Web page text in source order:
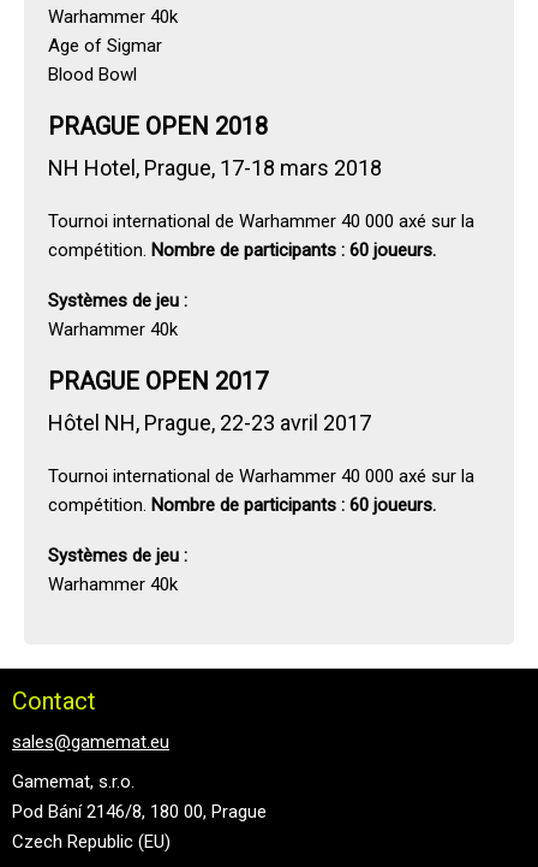
Warhammer 40k
Age of Sigmar
Blood Bowl
PRAGUE OPEN 2018
NH Hotel, Prague, 17-18 mars 2018
Tournoi international de Warhammer 40 000 axé sur la
compétition. Nombre de participants : 60 joueurs.
Systèmes de jeu :
Warhammer 40k
PRAGUE OPEN 2017
Hôtel NH, Prague, 22-23 avril 2017
Tournoi international de Warhammer 40 000 axé sur la
compétition. Nombre de participants : 60 joueurs.
Systèmes de jeu :
Warhammer 40k
Contact
sales@gamemat.eu
Gamemat, s.r.o.
Pod Bání 2146/8, 180 00, Prague
Czech Republic (EU)